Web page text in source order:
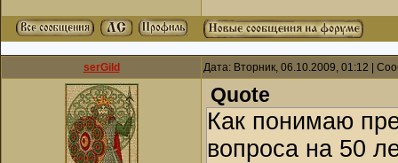
serGild Дата: Вторник, 06.10.2009, 01:12 |
Quote
Как понимаю
вопроса на 50